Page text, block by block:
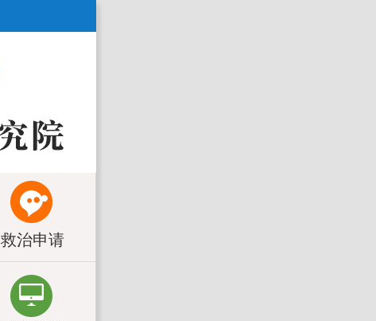
救治申请